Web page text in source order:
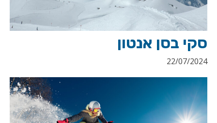
סקי בסן אנטון
22/07/2024